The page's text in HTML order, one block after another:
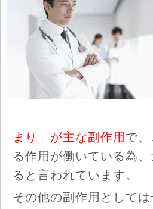
まり」が主な副作用 で
る作用が働いている為
ると言われています。
その他の副作用として